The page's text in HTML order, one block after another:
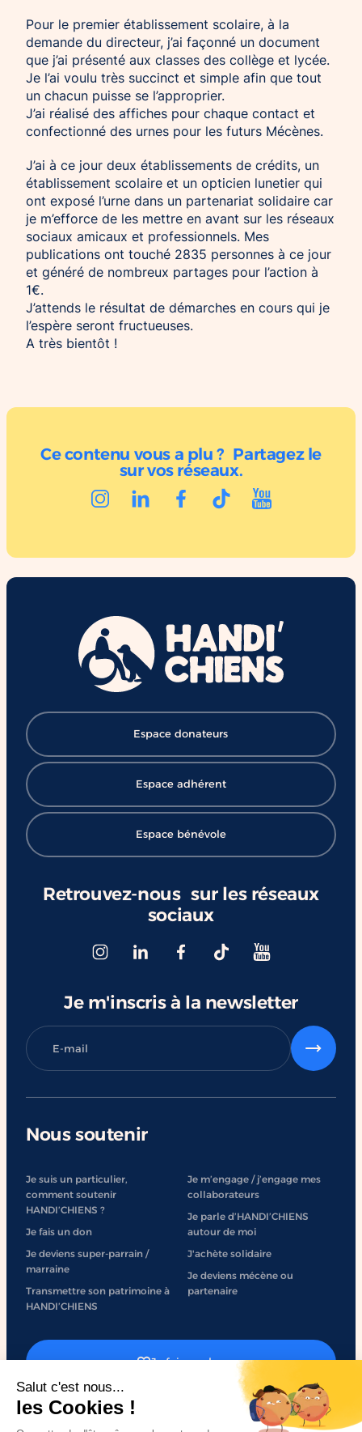
Pour le premier établissement scolaire, à la
demande du directeur, j’ai façonné un document
que j’ai présenté aux classes des collège et lycée.
Je l’ai voulu très succinct et simple afin que tout
un chacun puisse se l’approprier.
J’ai réalisé des affiches pour chaque contact et
confectionné des urnes pour les futurs Mécènes.
J’ai à ce jour deux établissements de crédits, un
établissement scolaire et un opticien lunetier qui
ont exposé l’urne dans un partenariat solidaire car
je m’efforce de les mettre en avant sur les réseaux
sociaux amicaux et professionnels. Mes
publications ont touché 2835 personnes à ce jour
et généré de nombreux partages pour l’action à
1€.
J’attends le résultat de démarches en cours qui je
l’espère seront fructueuses.
A très bientôt !
Ce contenu vous a plu ? Partagez le
sur vos réseaux.
Retrouvez-nous sur les réseaux
sociaux
Espace donateurs
Espace adhérent
Espace bénévole
Je m'inscris à la newsletter
Nous soutenir
Je suis un particulier,
comment soutenir
HANDI’CHIENS ?
Je fais un don
Je deviens super-parrain /
marraine
Transmettre son patrimoine à
HANDI’CHIENS
Je m’engage / j’engage mes
collaborateurs
Je parle d’HANDI’CHIENS
autour de moi
J'achète solidaire
Je deviens mécène ou
partenaire
Je fais un don
J'engage mon entreprise